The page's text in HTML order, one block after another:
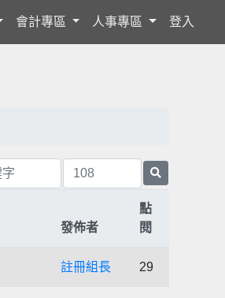
會計專區 人事專區 登入
發佈者
點
閱
註冊組長 29